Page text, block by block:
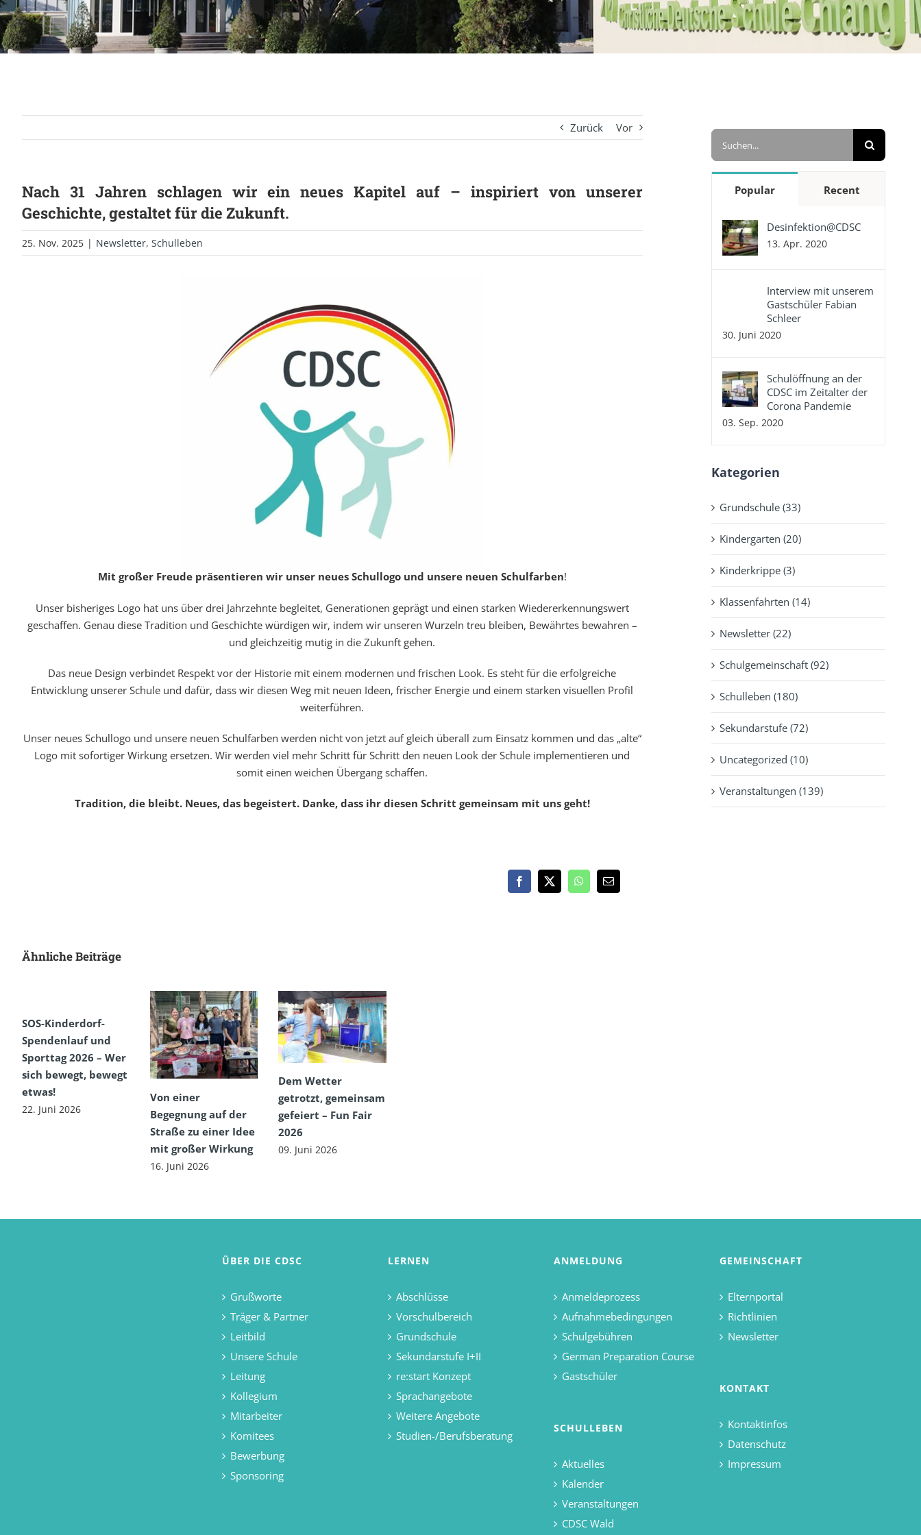
Zurück Vor
Nach 31 Jahren schlagen wir ein neues Kapitel auf – inspiriert von unserer
Geschichte, gestaltet für die Zukunft.
25. Nov. 2025 | Newsletter, Schulleben
Mit großer Freude präsentieren wir unser neues Schullogo und unsere neuen Schulfarben!
Unser bisheriges Logo hat uns über drei Jahrzehnte begleitet, Generationen geprägt und einen starken Wiedererkennungswert
geschaffen. Genau diese Tradition und Geschichte würdigen wir, indem wir unseren Wurzeln treu bleiben, Bewährtes bewahren –
und gleichzeitig mutig in die Zukunft gehen.
Das neue Design verbindet Respekt vor der Historie mit einem modernen und frischen Look. Es steht für die erfolgreiche
Entwicklung unserer Schule und dafür, dass wir diesen Weg mit neuen Ideen, frischer Energie und einem starken visuellen Profil
weiterführen.
Unser neues Schullogo und unsere neuen Schulfarben werden nicht von jetzt auf gleich überall zum Einsatz kommen und das „alte“
Logo mit sofortiger Wirkung ersetzen. Wir werden viel mehr Schritt für Schritt den neuen Look der Schule implementieren und
somit einen weichen Übergang schaffen.
Tradition, die bleibt. Neues, das begeistert. Danke, dass ihr diesen Schritt gemeinsam mit uns geht!
Facebook
X WhatsApp
E-
Ähnliche Beiträge
SOS-Kinderdorf-
Spendenlauf und
Sporttag 2026 – Wer
sich bewegt, bewegt
etwas!
22. Juni 2026
Von einer
Begegnung auf der
Straße zu einer Idee
mit großer Wirkung
16. Juni 2026
Dem Wetter
getrotzt, gemeinsam
gefeiert – Fun Fair
2026
09. Juni 2026
Suche
Popular Recent
Desinfektion@CDSC
13. Apr. 2020
Interview mit unserem
Gastschüler Fabian
Schleer
30. Juni 2020
Schulöffnung an der
CDSC im Zeitalter der
Corona Pandemie
03. Sep. 2020
Kategorien
Grundschule (33)
Kindergarten (20)
Kinderkrippe (3)
Klassenfahrten (14)
Newsletter (22)
Schulgemeinschaft (92)
Schulleben (180)
Sekundarstufe (72)
Uncategorized (10)
Veranstaltungen (139)
ÜBER DIE CDSC
Grußworte
Träger & Partner
Leitbild
Unsere Schule
Leitung
Kollegium
Mitarbeiter
Komitees
Bewerbung
Sponsoring
LERNEN
Abschlüsse
Vorschulbereich
Grundschule
Sekundarstufe I+II
re:start Konzept
Sprachangebote
Weitere Angebote
Studien-/Berufsberatung
ANMELDUNG
Anmeldeprozess
Aufnahmebedingungen
Schulgebühren
German Preparation Course
Gastschüler
SCHULLEBEN
Aktuelles
Kalender
Veranstaltungen
CDSC Wald
GEMEINSCHAFT
Elternportal
Richtlinien
Newsletter
KONTAKT
Kontaktinfos
Datenschutz
Impressum